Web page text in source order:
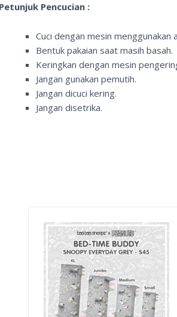
Petunjuk Pencucian :
Cuci dengan mesin menggunakan
Bentuk pakaian saat masih basah.
Keringkan dengan mesin
Jangan gunakan pemutih.
Jangan dicuci kering.
Jangan disetrika.